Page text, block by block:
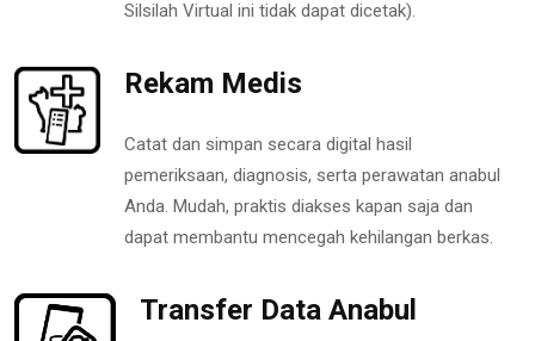
Silsilah Virtual ini tidak dapat dicetak).
Rekam Medis
Catat dan simpan secara digital hasil
pemeriksaan, diagnosis, serta perawatan anabul
Anda. Mudah, praktis diakses kapan saja dan
dapat membantu mencegah kehilangan berkas.
Transfer Data Anabul